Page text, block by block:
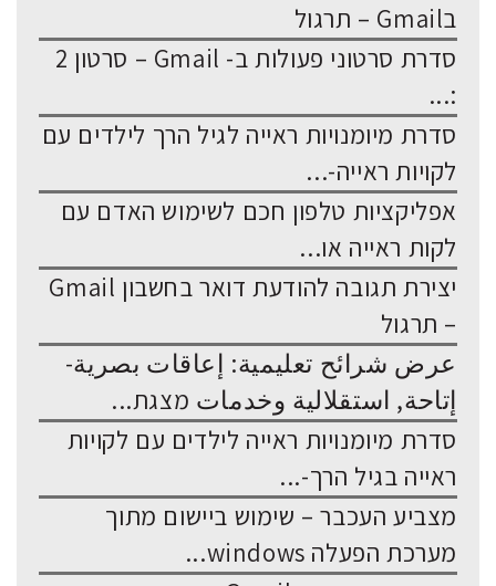
בGmail – תרגול
סדרת סרטוני פעולות ב- Gmail – סרטון 2
:...
סדרת מיומנויות ראייה לגיל הרך לילדים עם
לקויות ראייה-...
אפליקציות טלפון חכם לשימוש האדם עם
לקות ראייה או...
יצירת תגובה להודעת דואר בחשבון Gmail
– תרגול
عرض شرائح تعليمية: إعاقات بصرية-
إتاحة, استقلالية وخدمات מצגת...
סדרת מיומנויות ראייה לילדים עם לקויות
ראייה בגיל הרך-...
מצביע העכבר – שימוש ביישום מתוך
מערכת הפעלה windows...